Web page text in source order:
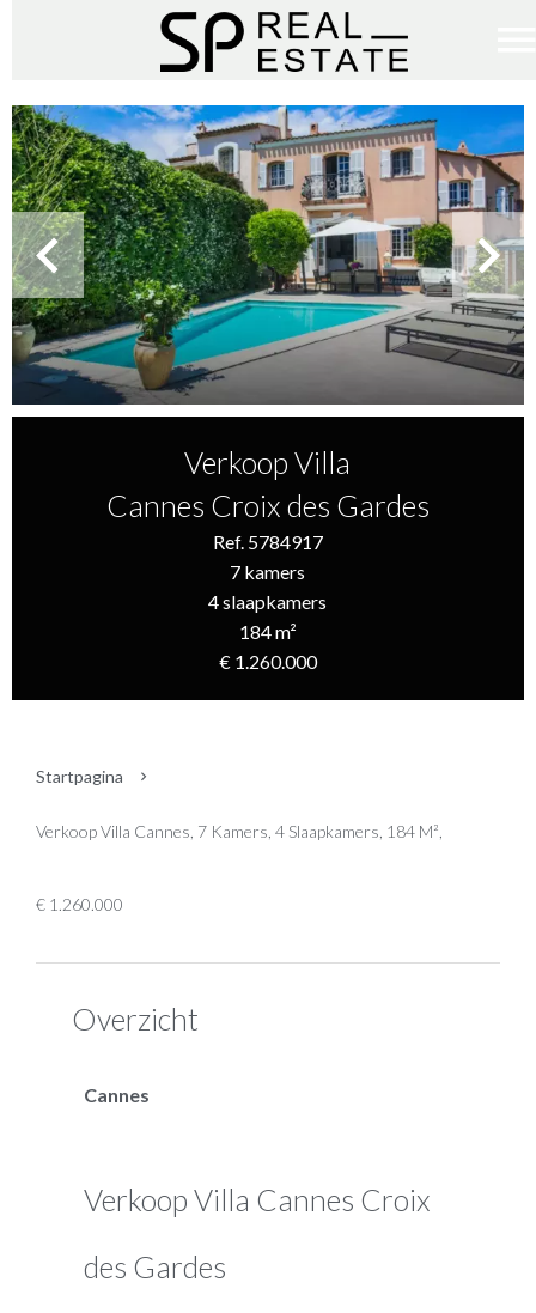
Verkoop Villa
Cannes Croix des Gardes
Ref. 5784917
7 kamers
4 slaapkamers
184 m²
€ 1.260.000
Startpagina
Verkoop Villa Cannes, 7 Kamers, 4 Slaapkamers, 184 M²,
€ 1.260.000
Overzicht
Cannes
Verkoop Villa Cannes Croix
des Gardes